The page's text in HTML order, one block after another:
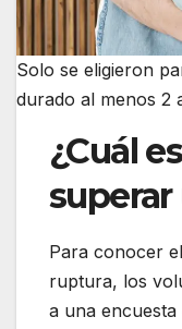
Solo se eligieron
durado al menos 2
¿Cuál
Para conocer
ruptura, los
a una